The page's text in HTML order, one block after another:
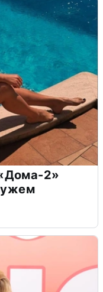
2»